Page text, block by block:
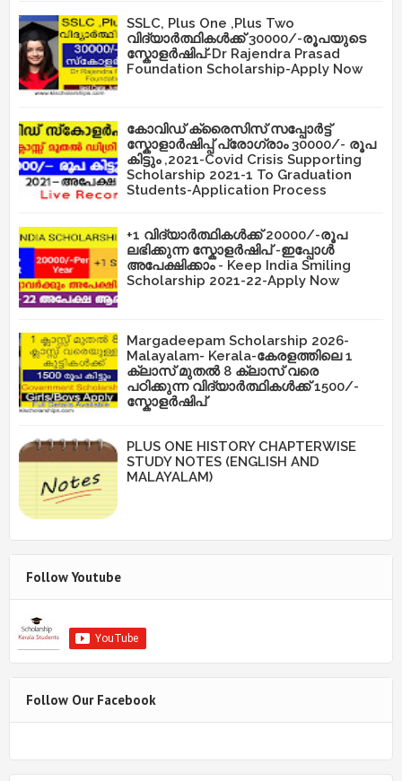
SSLC, Plus One ,Plus Two
വിദ്യാർത്ഥികൾക്ക് 30000/-രൂപയുടെ
സ്കോളർഷിപ്-Dr Rajendra Prasad
Foundation Scholarship-Apply Now
കോവിഡ് ക്രൈസിസ് സപ്പോർട്ട്
സ്കോളാർഷിപ്പ് പ്രോഗ്രാം 30000/- രൂപ
കിട്ടും ,2021-Covid Crisis Supporting
Scholarship 2021-1 To Graduation
Students-Application Process
+1 വിദ്യാർത്ഥികൾക്ക് 20000/-രൂപ
ലഭിക്കുന്ന സ്കോളർഷിപ് -ഇപ്പോൾ
അപേക്ഷിക്കാം - Keep India Smiling
Scholarship 2021-22-Apply Now
Margadeepam Scholarship 2026-
Malayalam- Kerala-കേരളത്തിലെ 1
ക്ലാസ് മുതൽ 8 ക്ലാസ് വരെ
പഠിക്കുന്ന വിദ്യാർത്ഥികൾക്ക് 1500/-
സ്കോളർഷിപ്
PLUS ONE HISTORY CHAPTERWISE
STUDY NOTES (ENGLISH AND
MALAYALAM)
Follow Youtube
Follow Our Facebook